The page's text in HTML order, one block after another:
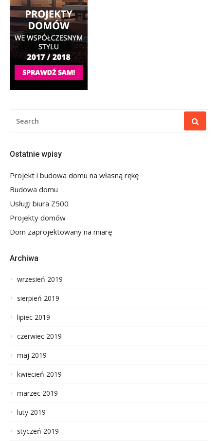
FOR:
Ostatnie wpisy
Projekt i budowa domu na własną rękę
Budowa domu
Usługi biura Z500
Projekty domów
Dom zaprojektowany na miarę
Archiwa
wrzesień 2019
sierpień 2019
lipiec 2019
czerwiec 2019
maj 2019
kwiecień 2019
marzec 2019
luty 2019
styczeń 2019